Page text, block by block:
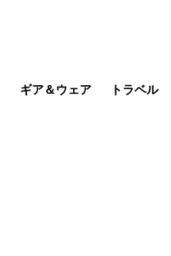
ギア＆ウェア トラベル